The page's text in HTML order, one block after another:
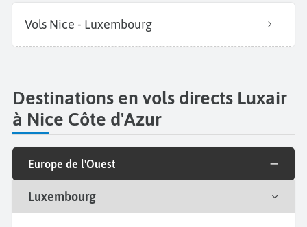
Vols Nice - Luxembourg
Destinations en vols directs Luxair
à Nice Côte d'Azur
Europe de l'Ouest
Luxembourg